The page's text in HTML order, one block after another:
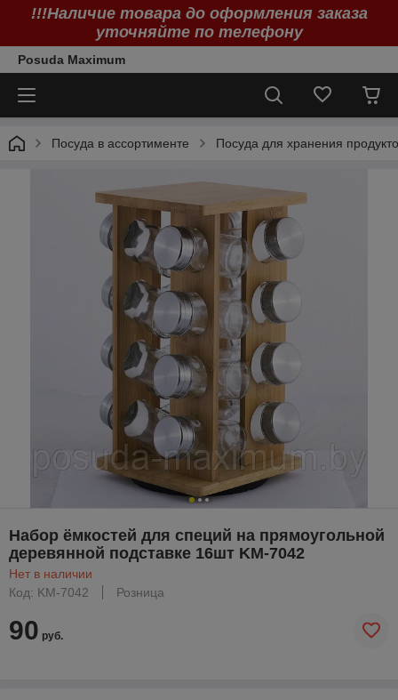
!!!Наличие товара до оформления заказа
уточняйте по телефону
Posuda Maximum
Посуда в ассортименте Посуда для хранения
Набор ёмкостей для специй на прямоугольной
деревянной подставке 16шт KM-7042
Нет в наличии
Код: KM-7042
Розница
90 руб.